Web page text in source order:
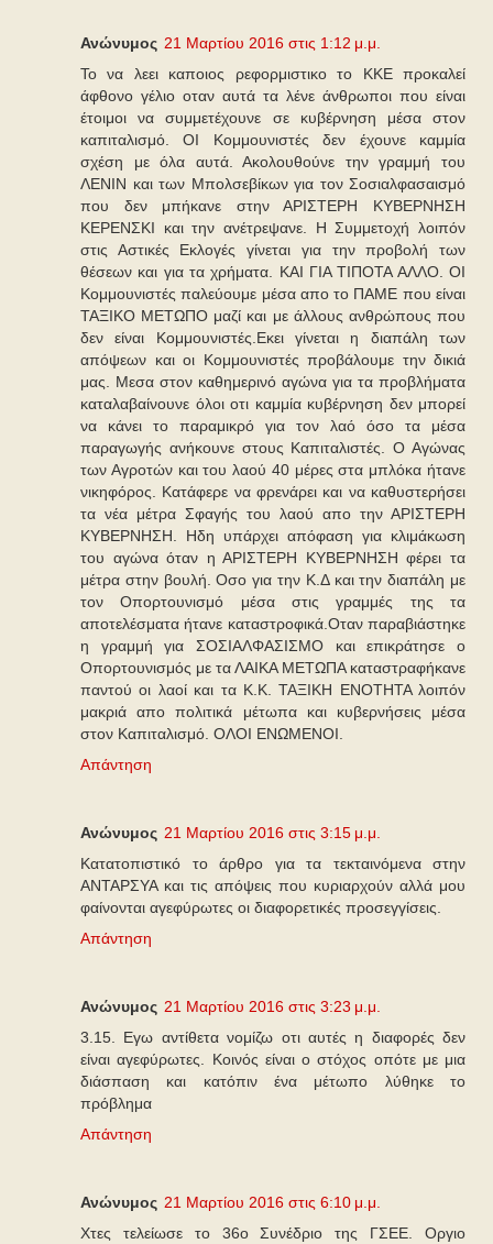
Ανώνυμος 21 Μαρτίου 2016 στις 1:12 μ.μ.
Το να λεει καποιος ρεφορμιστικο το ΚΚΕ προκαλεί
άφθονο γέλιο οταν αυτά τα λένε άνθρωποι που είναι
έτοιμοι να συμμετέχουνε σε κυβέρνηση μέσα στον
καπιταλισμό. ΟΙ Κομμουνιστές δεν έχουνε καμμία
σχέση με όλα αυτά. Ακολουθούνε την γραμμή του
ΛΕΝΙΝ και των Μπολσεβίκων για τον Σοσιαλφασαισμό
που δεν μπήκανε στην ΑΡΙΣΤΕΡΗ ΚΥΒΕΡΝΗΣΗ
ΚΕΡΕΝΣΚΙ και την ανέτρεψανε. Η Συμμετοχή λοιπόν
στις Αστικές Εκλογές γίνεται για την προβολή των
θέσεων και για τα χρήματα. ΚΑΙ ΓΙΑ ΤΙΠΟΤΑ ΑΛΛΟ. ΟΙ
Κομμουνιστές παλεύουμε μέσα απο το ΠΑΜΕ που είναι
ΤΑΞΙΚΟ ΜΕΤΩΠΟ μαζί και με άλλους ανθρώπους που
δεν είναι Κομμουνιστές.Εκει γίνεται η διαπάλη των
απόψεων και οι Κομμουνιστές προβάλουμε την δικιά
μας. Μεσα στον καθημερινό αγώνα για τα προβλήματα
καταλαβαίνουνε όλοι οτι καμμία κυβέρνηση δεν μπορεί
να κάνει το παραμικρό για τον λαό όσο τα μέσα
παραγωγής ανήκουνε στους Καπιταλιστές. Ο Αγώνας
των Αγροτών και του λαού 40 μέρες στα μπλόκα ήτανε
νικηφόρος. Κατάφερε να φρενάρει και να καθυστερήσει
τα νέα μέτρα Σφαγής του λαού απο την ΑΡΙΣΤΕΡΗ
ΚΥΒΕΡΝΗΣΗ. Ηδη υπάρχει απόφαση για κλιμάκωση
του αγώνα όταν η ΑΡΙΣΤΕΡΗ ΚΥΒΕΡΝΗΣΗ φέρει τα
μέτρα στην βουλή. Οσο για την Κ.Δ και την διαπάλη με
τον Οπορτουνισμό μέσα στις γραμμές της τα
αποτελέσματα ήτανε καταστροφικά.Οταν παραβιάστηκε
η γραμμή για ΣΟΣΙΑΛΦΑΣΙΣΜΟ και επικράτησε ο
Οπορτουνισμός με τα ΛΑΙΚΑ ΜΕΤΩΠΑ καταστραφήκανε
παντού οι λαοί και τα Κ.Κ. ΤΑΞΙΚΗ ΕΝΟΤΗΤΑ λοιπόν
μακριά απο πολιτικά μέτωπα και κυβερνήσεις μέσα
στον Καπιταλισμό. ΟΛΟΙ ΕΝΩΜΕΝΟΙ.
Απάντηση
Ανώνυμος 21 Μαρτίου 2016 στις 3:15 μ.μ.
Κατατοπιστικό το άρθρο για τα τεκταινόμενα στην
ΑΝΤΑΡΣΥΑ και τις απόψεις που κυριαρχούν αλλά μου
φαίνονται αγεφύρωτες οι διαφορετικές προσεγγίσεις.
Απάντηση
Ανώνυμος 21 Μαρτίου 2016 στις 3:23 μ.μ.
3.15. Εγω αντίθετα νομίζω οτι αυτές η διαφορές δεν
είναι αγεφύρωτες. Κοινός είναι ο στόχος οπότε με μια
διάσπαση και κατόπιν ένα μέτωπο λύθηκε το
πρόβλημα
Απάντηση
Ανώνυμος 21 Μαρτίου 2016 στις 6:10 μ.μ.
Χτες τελείωσε το 36ο Συνέδριο της ΓΣΕΕ. Οργιο